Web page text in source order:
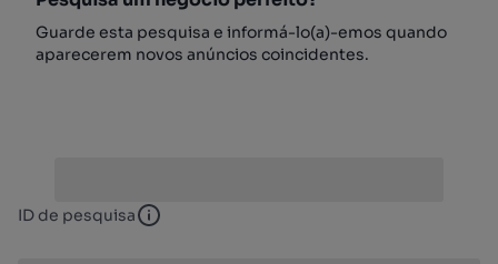
Guarde esta pesquisa e informá-lo(a)-emos quando
aparecerem novos anúncios coincidentes.
ID de pesquisa ID de pesquisa